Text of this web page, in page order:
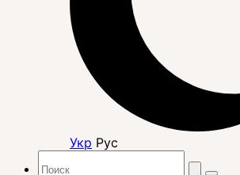
Укр Рус